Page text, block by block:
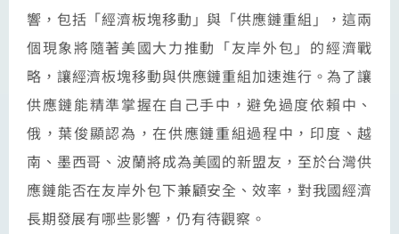
響，包括「經濟板塊移動」與「供應鏈重組」，這兩
個現象將隨著美國大力推動「友岸外包」的經濟戰
略，讓經濟板塊移動與供應鏈重組加速進行。為了讓
供應鏈能精準掌握在自己手中，避免過度依賴中、
俄，葉俊顯認為，在供應鏈重組過程中，印度、越
南、墨西哥、波蘭將成為美國的新盟友，至於台灣供
應鏈能否在友岸外包下兼顧安全、效率，對我國經濟
長期發展有哪些影響，仍有待觀察。